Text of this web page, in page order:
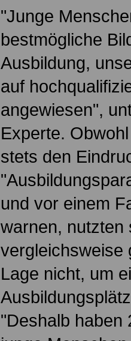
"Junge
bestmögliche
Ausbildung,
auf
angewiesen",
Experte.
stets den
und vor einem
warnen, nutzten
vergleichsweise
Lage nicht, um
"Deshalb haben